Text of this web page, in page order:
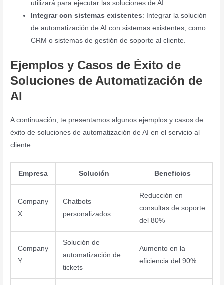
utilizará para ejecutar las soluciones de AI.
Integrar con sistemas existentes: Integrar la solución
de automatización de AI con sistemas existentes, como
CRM o sistemas de gestión de soporte al cliente.
Ejemplos y Casos de Éxito de
Soluciones de Automatización de
AI
A continuación, te presentamos algunos ejemplos y casos de
éxito de soluciones de automatización de AI en el servicio al
cliente:
Empresa Solución Beneficios
Company
X
Chatbots
personalizados
Reducción en
consultas de soporte
del 80%
Company
Y
Solución de
automatización de
tickets
Aumento en la
eficiencia del 90%